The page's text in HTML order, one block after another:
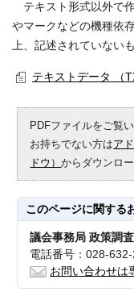
テキスト形式以外で
やマークなどの機種依
上、記述されていない
テキストデータ （
PDFファイルをご覧
お持ちでない方はア
ドウ）からダウンロ
このページに関する
議会事務局 政策調
電話番号：028-
お問い合わせは